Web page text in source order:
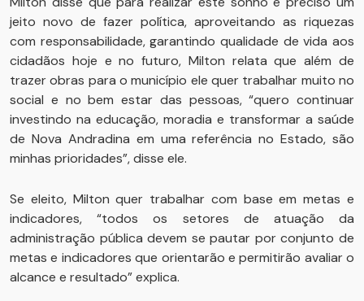
jeito novo de fazer política, aproveitando as riquezas
com responsabilidade, garantindo qualidade de vida aos
cidadãos hoje e no futuro, Milton relata que além de
trazer obras para o município ele quer trabalhar muito no
social e no bem estar das pessoas, “quero continuar
investindo na educação, moradia e transformar a saúde
de Nova Andradina em uma referência no Estado, são
minhas prioridades”, disse ele.
Se eleito, Milton quer trabalhar com base em metas e
indicadores, “todos os setores de atuação da
administração pública devem se pautar por conjunto de
metas e indicadores que orientarão e permitirão avaliar o
alcance e resultado” explica.